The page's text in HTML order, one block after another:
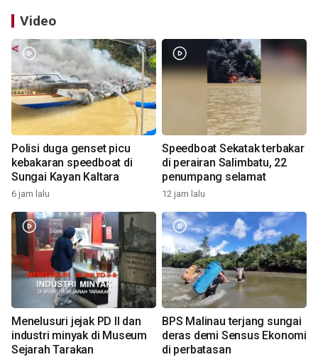
Video
Polisi duga genset picu
kebakaran speedboat di
Sungai Kayan Kaltara
6 jam lalu
Speedboat Sekatak terbakar
di perairan Salimbatu, 22
penumpang selamat
12 jam lalu
Menelusuri jejak PD II dan
industri minyak di Museum
Sejarah Tarakan
BPS Malinau terjang sungai
deras demi Sensus Ekonomi
di perbatasan